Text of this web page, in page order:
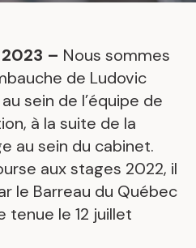
– Nous sommes
de Ludovic
sein de l’équipe de
à la suite de la
au sein du cabinet.
aux stages 2022, il
le Barreau du Québec
tenue le 12 juillet